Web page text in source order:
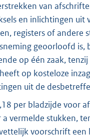
van
en inlichtingen uit
registers of andere
geoorloofd is,
op één zaak,
op kosteloze
uit de
per bladzijde voor
a vermelde stukken,
voorschrift een